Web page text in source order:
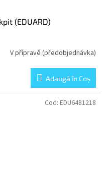
(EDUARD)
V přípravě (předobjednávka)
Adaugă în Coş
Cod: EDU6481218